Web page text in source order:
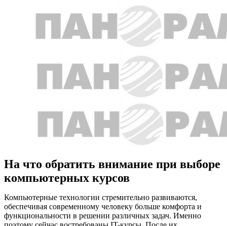
На что обратить внимание при выборе
компьютерных курсов
Компьютерные технологии стремительно развиваются,
обеспечивая современному человеку больше комфорта и
функциональности в решении различных задач. Именно